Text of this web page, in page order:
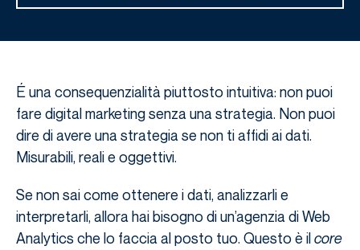
É una consequenzialità piuttosto intuitiva: non puoi
fare digital marketing senza una strategia. Non puoi
dire di avere una strategia se non ti affidi ai dati.
Misurabili, reali e oggettivi.
Se non sai come ottenere i dati, analizzarli e
interpretarli, allora hai bisogno di un’agenzia di Web
Analytics che lo faccia al posto tuo. Questo è ilcore